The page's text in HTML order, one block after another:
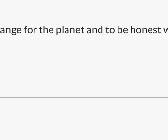
for the planet and to be honest